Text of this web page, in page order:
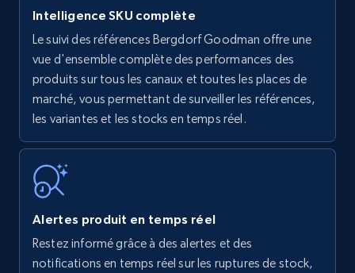
Amazon products - find products by using
upc numbers
Title, Seller name, Brand, Description, Initial
price, Currency, Availability, Reviews count, and
35.3K+
Amazon Reviews
Intelligence SKU complète
Le suivi des références Bergdorf Goodman offre une
vue d'ensemble complète des performances des
produits sur tous les canaux et toutes les places de
marché, vous permettant de surveiller les références,
les variantes et les stocks en temps réel.
Alertes produit en temps réel
Restez informé grâce à des alertes et des
notifications en temps réel sur les ruptures de stock,